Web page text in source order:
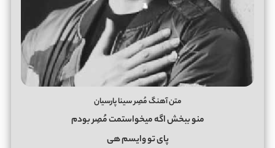
متن آهنگ مُصِر سینا پارسیان
منو ببخش اگه میخواستمت مُصِر بودم
پای تو وایسم هی